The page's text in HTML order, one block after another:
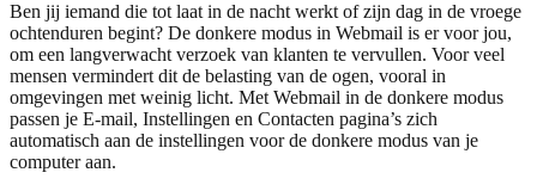
Ben jij iemand die tot laat in de nacht werkt of zijn dag in de vroege
ochtenduren begint? De donkere modus in Webmail is er voor jou,
om een langverwacht verzoek van klanten te vervullen. Voor veel
mensen vermindert dit de belasting van de ogen, vooral in
omgevingen met weinig licht. Met Webmail in de donkere modus
passen je E-mail, Instellingen en Contacten pagina’s zich
automatisch aan de instellingen voor de donkere modus van je
computer aan.